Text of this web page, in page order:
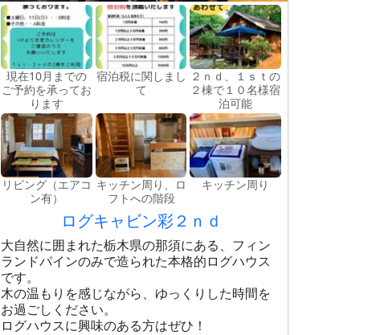
現在10月までの
ご予約を承ってお
ります
宿泊税に関しまし
て
２ｎｄ、１ｓｔの
２棟で１０名様宿
泊可能
リビング（エアコ
ン有）
キッチン周り、ロ
フトへの階段
キッチン周り
ログキャビン彩２ｎｄ
大自然に囲まれた栃木県の那須にある、フィン
ランドパインのみで造られた本格的ログハウス
です。
木の温もりを感じながら、ゆっくりした時間を
お過ごしください。
ログハウスに興味のある方はぜひ！